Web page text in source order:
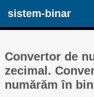
sistem-binar
Convertor de
zecimal.
numărăm în